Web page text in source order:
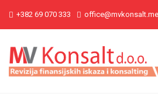
+382 69 070 333 office@mvkonsalt.me